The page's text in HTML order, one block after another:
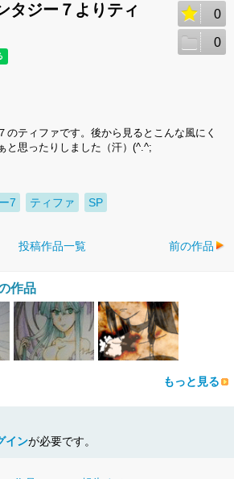
タジー７よりティ
0
0
のティファです。後から見るとこんな風にく
と思ったりしました（汗）(^.^;
7 ティファ SP
投稿作品一覧 前の作品
作品
もっと見る
インが必要です。